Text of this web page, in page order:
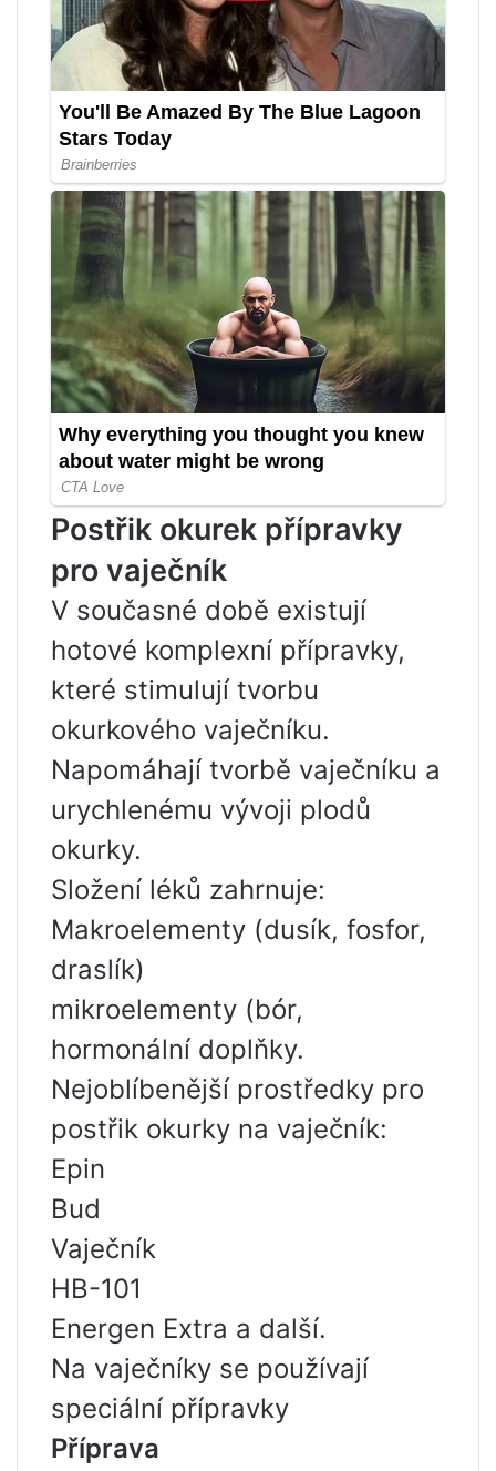
Postřik okurek přípravky
pro vaječník
V současné době existují
hotové komplexní přípravky,
které stimulují tvorbu
okurkového vaječníku.
Napomáhají tvorbě vaječníku a
urychlenému vývoji plodů
okurky.
Složení léků zahrnuje:
Makroelementy (dusík, fosfor,
draslík)
mikroelementy (bór,
hormonální doplňky.
Nejoblíbenější prostředky pro
postřik okurky na vaječník:
Epin
Bud
Vaječník
HB-101
Energen Extra a další.
Na vaječníky se používají
speciální přípravky
Příprava